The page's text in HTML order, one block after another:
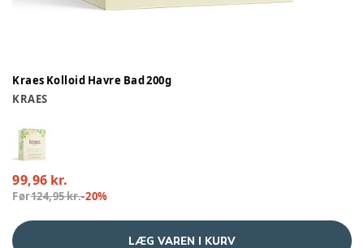
Kraes Kolloid Havre Bad 200g
KRAES
99,96 kr.
Før124,95 kr.-20%
LÆG VAREN I KURV